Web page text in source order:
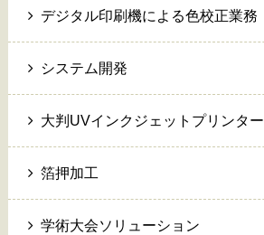
デジタル印刷機による色校正業務
システム開発
大判UVインクジェットプリンター
箔押加工
学術大会ソリューション